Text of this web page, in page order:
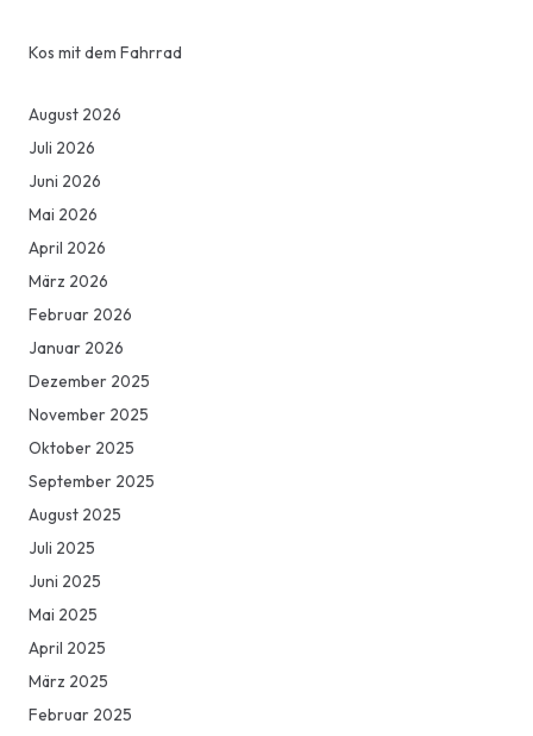
Kos mit dem Fahrrad
August 2026
Juli 2026
Juni 2026
Mai 2026
April 2026
März 2026
Februar 2026
Januar 2026
Dezember 2025
November 2025
Oktober 2025
September 2025
August 2025
Juli 2025
Juni 2025
Mai 2025
April 2025
März 2025
Februar 2025